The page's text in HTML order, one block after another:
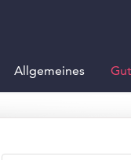
Allgemeines